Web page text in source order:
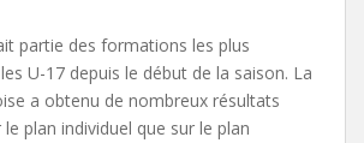
partie des formations les plus
U-17 depuis le début de la saison. La
a obtenu de nombreux résultats
plan individuel que sur le plan